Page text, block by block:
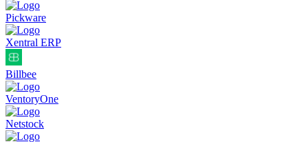
Bestandskontrollsoftware richtet sich an Unternehmen
unterschiedlicher Branchen, die physische Produkte herstellen,
vertreiben oder verkaufen. Sie wird häufig in Verbindung mit ERP-
und Lagerverwaltungssystemen (WMS) genutzt, um den Überblick
über Wareneingänge, -ausgänge und Bestandsbewegungen zu
behalten. Funktionen wie Echtzeit-Updates, Automatisierung und
prädiktive Analysen helfen dabei, den Bestand stets optimal zu
steuern.
Um in der Kategorie Bestandskontrolle berücksichtigt zu werden,
sollte eine Lösung folgende Merkmale aufweisen:
Pickware
Xentral ERP
Billbee
VentoryOne
Netstock